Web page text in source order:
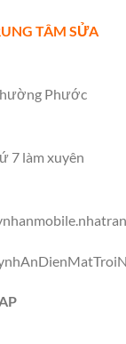
TÂM SỬA
Phước
7 làm xuyên